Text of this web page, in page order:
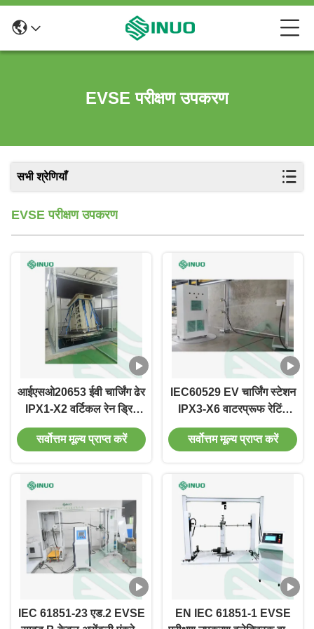
EVSE परीक्षण उपकरण
सभी श्रेणियाँ
EVSE परीक्षण उपकरण
आईएसओ20653 ईवी चार्जिंग ढेर
IPX1-X2 वर्टिकल रेन ड्रिप
टेस्ट सिस्टम
सर्वोत्तम मूल्य प्राप्त करें
IEC60529 EV चार्जिंग स्टेशन
IPX3-X6 वाटरप्रूफ रेटिंग
परीक्षण प्रणाली
सर्वोत्तम मूल्य प्राप्त करें
IEC 61851-23 एड.2 EVSE
EN IEC 61851-1 EVSE